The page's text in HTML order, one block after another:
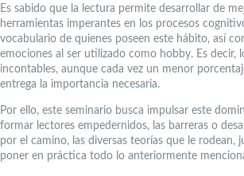
Es sabido que la lectura permite desarrollar de
herramientas imperantes en los procesos
vocabulario de quienes poseen este hábito, así
emociones al ser utilizado como hobby. Es decir,
incontables, aunque cada vez un menor
entrega la importancia necesaria.
Por ello, este seminario busca impulsar este
formar lectores empedernidos, las barreras o
por el camino, las diversas teorías que le rodean,
poner en práctica todo lo anteriormente